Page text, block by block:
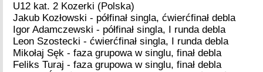
U12 kat. 2 Kozerki (Polska)
Jakub Kozłowski - półfinał singla, ćwierćfinał debla
Igor Adamczewski - półfinał singla, I runda debla
Leon Szostecki - ćwierćfinał singla, I runda debla
Mikołaj Sęk - faza grupowa w singlu, finał debla
Feliks Turaj - faza grupowa w singlu, finał debla